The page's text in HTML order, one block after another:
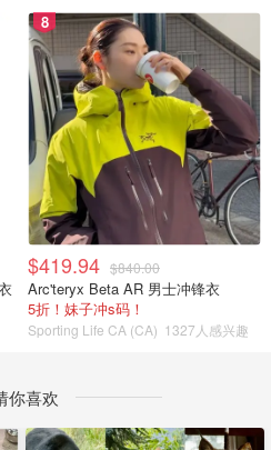
8
$419.94 $840.00
Arc'teryx Beta AR 男士冲锋衣
5折！妹子冲s码！
Sporting Life CA (CA) 1327人感兴趣
你喜欢